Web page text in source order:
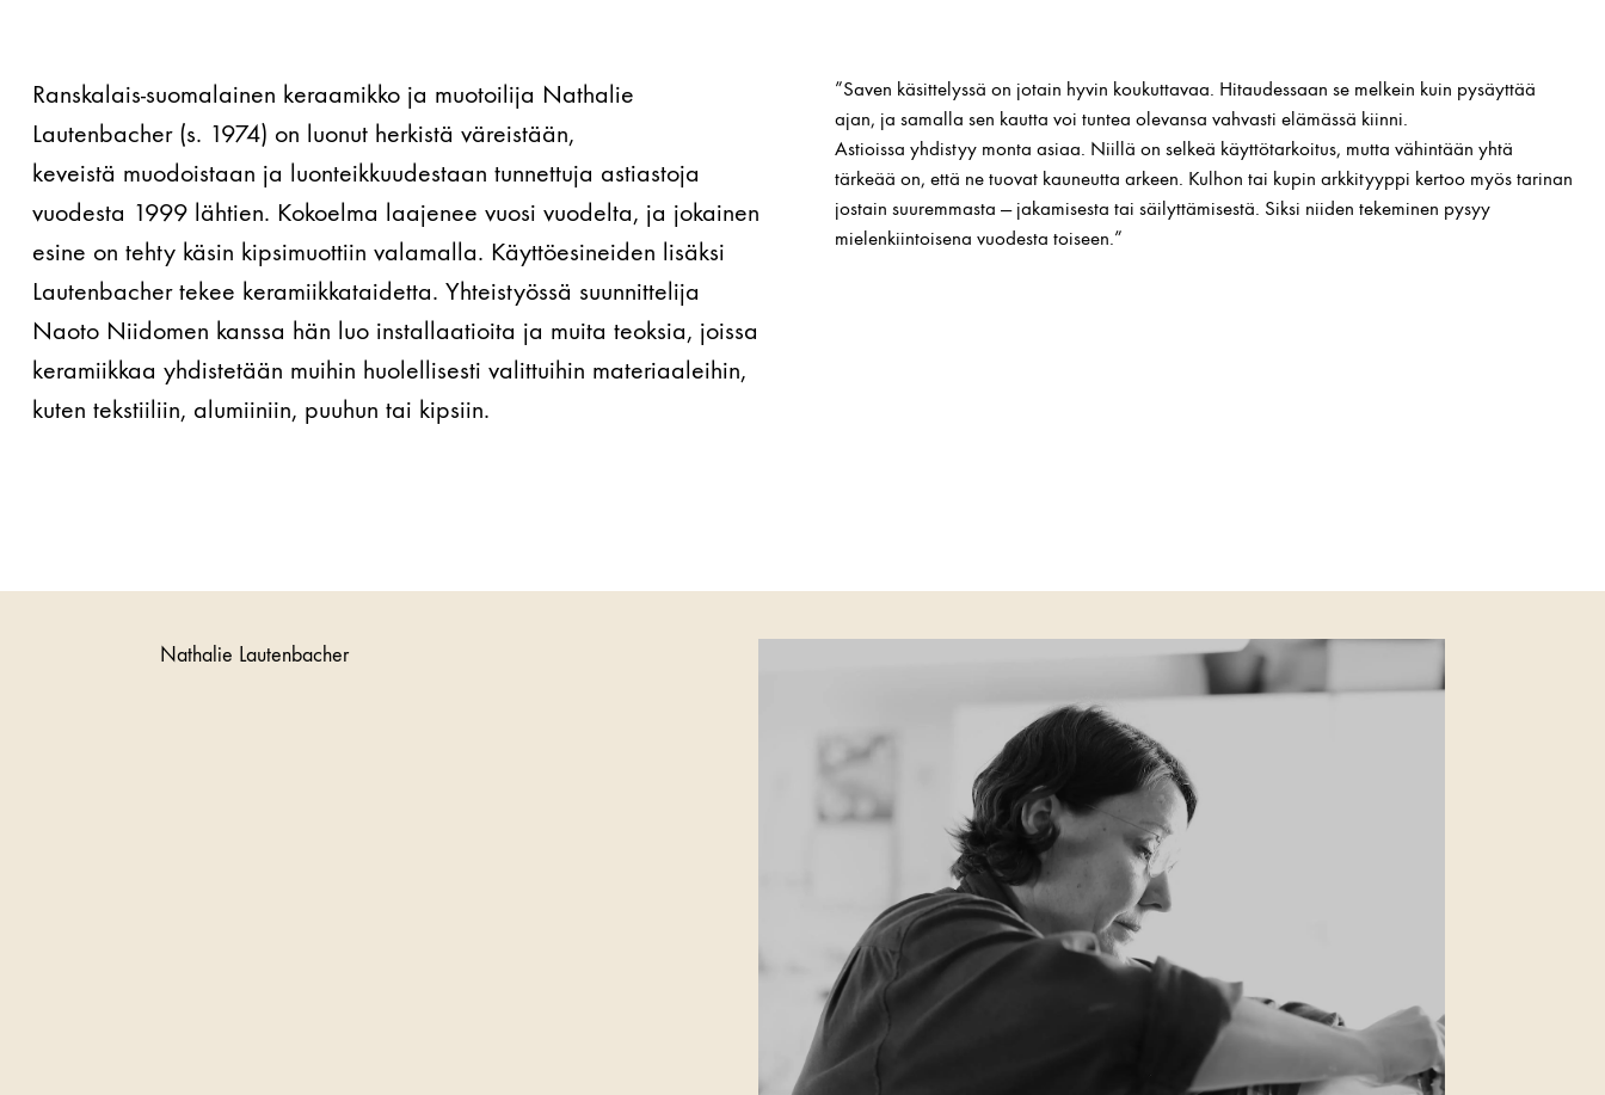
Ranskalais-suomalainen keraamikko ja muotoilija Nathalie
Lautenbacher (s. 1974) on luonut herkistä väreistään,
keveistä muodoistaan ja luonteikkuudestaan tunnettuja astiastoja
vuodesta 1999 lähtien. Kokoelma laajenee vuosi vuodelta, ja jokainen
esine on tehty käsin kipsimuottiin valamalla. Käyttöesineiden lisäksi
Lautenbacher tekee keramiikkataidetta. Yhteistyössä suunnittelija
Naoto Niidomen kanssa hän luo installaatioita ja muita teoksia, joissa
keramiikkaa yhdistetään muihin huolellisesti valittuihin materiaaleihin,
kuten tekstiiliin, alumiiniin, puuhun tai kipsiin.
”Saven käsittelyssä on jotain hyvin koukuttavaa. Hitaudessaan se melkein kuin pysäyttää
ajan, ja samalla sen kautta voi tuntea olevansa vahvasti elämässä kiinni.
Astioissa yhdistyy monta asiaa. Niillä on selkeä käyttötarkoitus, mutta vähintään yhtä
tärkeää on, että ne tuovat kauneutta arkeen. Kulhon tai kupin arkkityyppi kertoo myös tarinan
jostain suuremmasta — jakamisesta tai säilyttämisestä. Siksi niiden tekeminen pysyy
mielenkiintoisena vuodesta toiseen.”
Nathalie Lautenbacher